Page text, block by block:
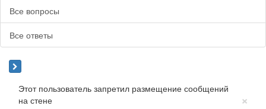
Все вопросы
Все ответы
Этот пользователь запретил размещение сообщений
на стене
×